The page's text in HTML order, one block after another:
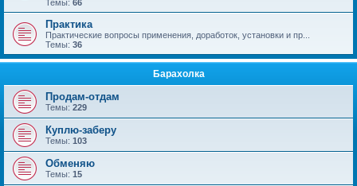
Темы: 66
Практика
Практические вопросы применения, доработок, установки и пр...
Темы: 36
Барахолка
Продам-отдам
Темы: 229
Куплю-заберу
Темы: 103
Обменяю
Темы: 15